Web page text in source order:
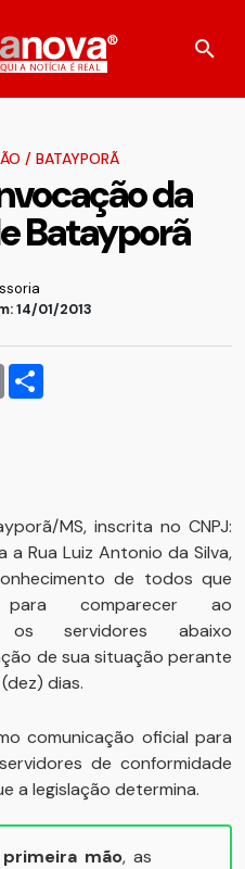
/ BATAYPORÃ
da
Batayporã
14/01/2013
Email
MS, inscrita no CNPJ:
Rua Luiz Antonio da Silva,
de todos que
para comparecer ao
os servidores abaixo
de sua situação perante
dias.
comunicação oficial para
de conformidade
a legislação determina.
primeira mão, as